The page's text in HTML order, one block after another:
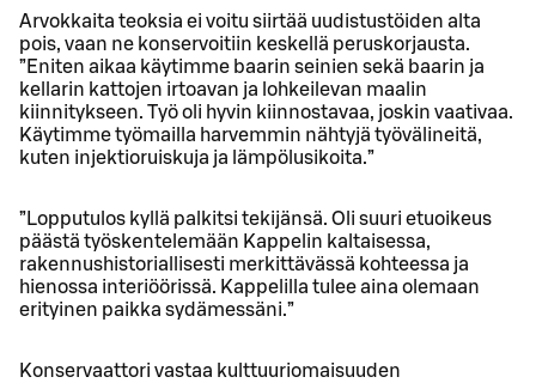
Arvokkaita teoksia ei voitu siirtää uudistustöiden alta
pois, vaan ne konservoitiin keskellä peruskorjausta.
”Eniten aikaa käytimme baarin seinien sekä baarin ja
kellarin kattojen irtoavan ja lohkeilevan maalin
kiinnitykseen. Työ oli hyvin kiinnostavaa, joskin vaativaa.
Käytimme työmailla harvemmin nähtyjä työvälineitä,
kuten injektioruiskuja ja lämpölusikoita.”
”Lopputulos kyllä palkitsi tekijänsä. Oli suuri etuoikeus
päästä työskentelemään Kappelin kaltaisessa,
rakennushistoriallisesti merkittävässä kohteessa ja
hienossa interiöörissä. Kappelilla tulee aina olemaan
erityinen paikka sydämessäni.”
Konservaattori vastaa kulttuuriomaisuuden